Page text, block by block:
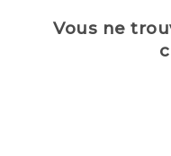
Vous ne